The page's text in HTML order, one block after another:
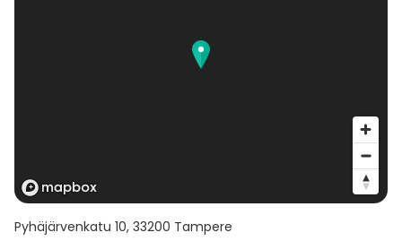
Pyhäjärvenkatu 10, 33200 Tampere